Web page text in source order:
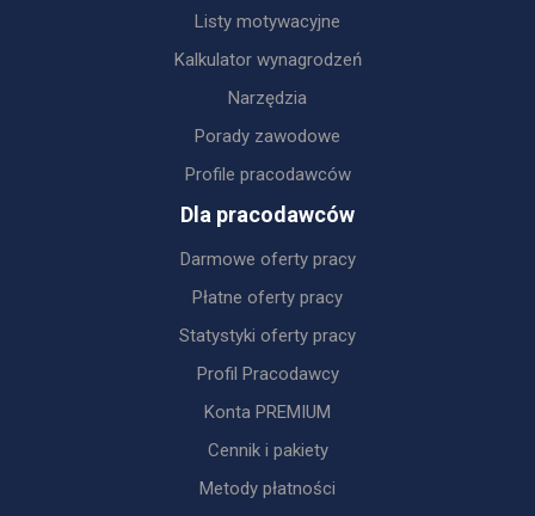
Listy motywacyjne
Kalkulator wynagrodzeń
Narzędzia
Porady zawodowe
Profile pracodawców
Dla pracodawców
Darmowe oferty pracy
Płatne oferty pracy
Statystyki oferty pracy
Profil Pracodawcy
Konta PREMIUM
Cennik i pakiety
Metody płatności